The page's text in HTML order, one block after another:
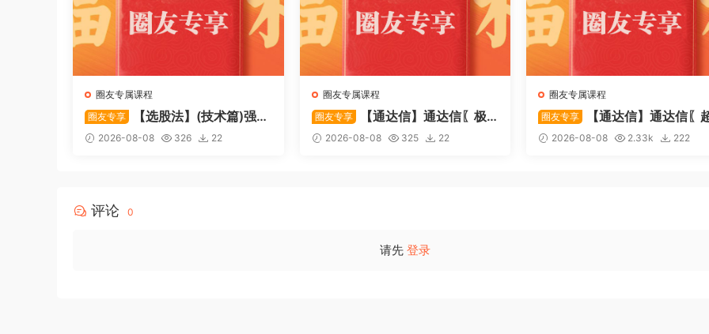
圈友专属课程
圈友专享
【选股法】(技术篇)强势
个股选股法操作理念、策略与工
2026-08-08 326 22
圈友专属课程
圈友专享
【通达信】通达信〖极
致主力〗主副图/选股 放量不算突
2026-08-08 325 22
圈友专属课程
圈友专享
【通达信】通达信〖
强MACD〗副图指标 斐波那契
2026-08-08 2.33k 222
评论 0
请先 登录